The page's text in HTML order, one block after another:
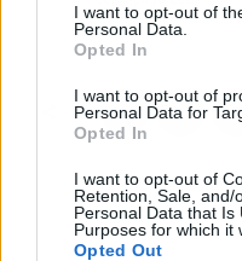
I want to opt-out of
Personal Data.
Opted In
I want to opt-out of
Personal Data for
Opted In
I want to opt-out of
Retention, Sale, and/
Personal Data that Is
Purposes for which it
Opted Out